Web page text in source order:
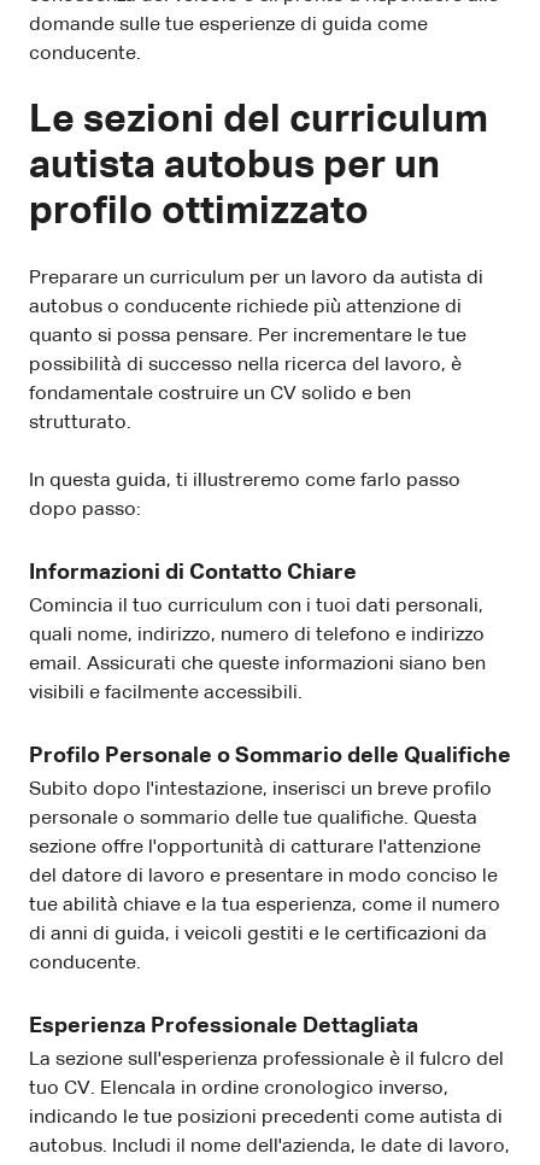
domande sulle tue esperienze di guida come
conducente.
Le sezioni del curriculum
autista autobus per un
profilo ottimizzato
Preparare un curriculum per un lavoro da autista di
autobus o conducente richiede più attenzione di
quanto si possa pensare. Per incrementare le tue
possibilità di successo nella ricerca del lavoro, è
fondamentale costruire un CV solido e ben
strutturato.
In questa guida, ti illustreremo come farlo passo
dopo passo:
Informazioni di Contatto Chiare
Comincia il tuo curriculum con i tuoi dati personali,
quali nome, indirizzo, numero di telefono e indirizzo
email. Assicurati che queste informazioni siano ben
visibili e facilmente accessibili.
Profilo Personale o Sommario delle Qualifiche
Subito dopo l'intestazione, inserisci un breve profilo
personale o sommario delle tue qualifiche. Questa
sezione offre l'opportunità di catturare l'attenzione
del datore di lavoro e presentare in modo conciso le
tue abilità chiave e la tua esperienza, come il numero
di anni di guida, i veicoli gestiti e le certificazioni da
conducente.
Esperienza Professionale Dettagliata
La sezione sull'esperienza professionale è il fulcro del
tuo CV. Elencala in ordine cronologico inverso,
indicando le tue posizioni precedenti come autista di
autobus. Includi il nome dell'azienda, le date di lavoro,